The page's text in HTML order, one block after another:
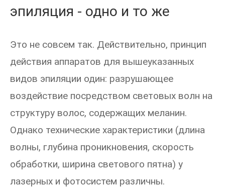
эпиляция - одно и то же
Это не совсем так. Действительно, принцип
действия аппаратов для вышеуказанных
видов эпиляции один: разрушающее
воздействие посредством световых волн на
структуру волос, содержащих меланин.
Однако технические характеристики (длина
волны, глубина проникновения, скорость
обработки, ширина светового пятна) у
лазерных и фотосистем различны.